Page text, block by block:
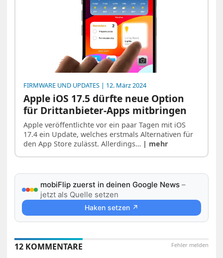
FIRMWARE UND UPDATES | 12. März 2024
Apple iOS 17.5 dürfte neue Option
für Drittanbieter-Apps mitbringen
Apple veröffentlichte vor ein paar Tagen mit iOS
17.4 ein Update, welches erstmals Alternativen für
den App Store zulässt. Allerdings… | mehr
mobiFlip zuerst in deinen Google News –
jetzt als Quelle setzen
Haken setzen ↗
Fehler melden
12 KOMMENTARE